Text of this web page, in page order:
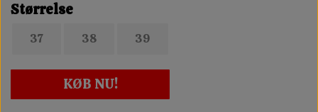
Størrelse
37 38 39
KØB NU!